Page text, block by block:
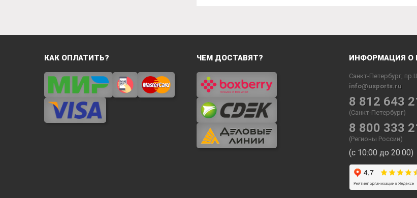
КАК ОПЛАТИТЬ? ЧЕМ ДОСТАВЯТ? ИНФОРМАЦИЯ О
Санкт-Петербург,
info@usports.ru
8 812 643
(Санкт-Петербург)
8 800 333
(Регионы России)
(с 10:00 до 20:00)